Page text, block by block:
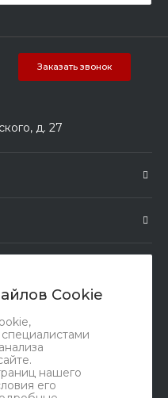
Cookie
нашего
его
Заказать звонок
д. 27